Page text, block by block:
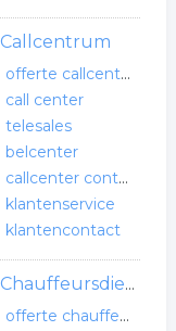
Callcentrum
offerte callcentrum
call center
telesales
belcenter
callcenter contact
klantenservice
klantencontact
Chauffeursdiensten
offerte chauffeursdiensten